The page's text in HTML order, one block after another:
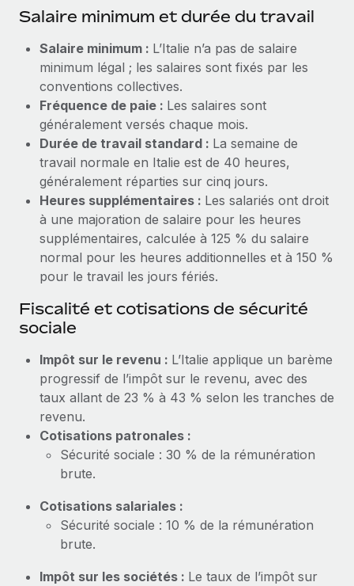
Création d’entité
Établissez des entités rapidement et en toute
conformité
Mobilité et déménagement international
Organisez facilement le déménagement de vos
employés
Avantages sociaux
Gérez facilement les avantages sociaux
Taxes
Explorer le blog
BLOG
Mises à jour des produits de Remote :
freelances Plus
Remote a toujours pour mission d'aider les entreprises de
toute taille à embaucher, gérer et payer...
En savoir plus
Comment Phiture gère ses 55 employés
répartis dans 19 pays grâce à Remote
croissance mobile internationale, encourage les...
En savoir plus
Salaire minimum et durée du travail
Salaire minimum : L’Italie n’a pas de salaire
minimum légal ; les salaires sont fixés par les
conventions collectives.
Fréquence de paie : Les salaires sont
généralement versés chaque mois.
Durée de travail standard : La semaine de
travail normale en Italie est de 40 heures,
généralement réparties sur cinq jours.
Heures supplémentaires : Les salariés ont droit
à une majoration de salaire pour les heures
supplémentaires, calculée à 125 % du salaire
normal pour les heures additionnelles et à 150 %
pour le travail les jours fériés.
Fiscalité et cotisations de sécurité
sociale
Impôt sur le revenu : L’Italie applique un barème
progressif de l’impôt sur le revenu, avec des
taux allant de 23 % à 43 % selon les tranches de
revenu.
Cotisations patronales :
Sécurité sociale : 30 % de la rémunération
brute.
Cotisations salariales :
Sécurité sociale : 10 % de la rémunération
brute.
Impôt sur les sociétés : Le taux de l’impôt sur